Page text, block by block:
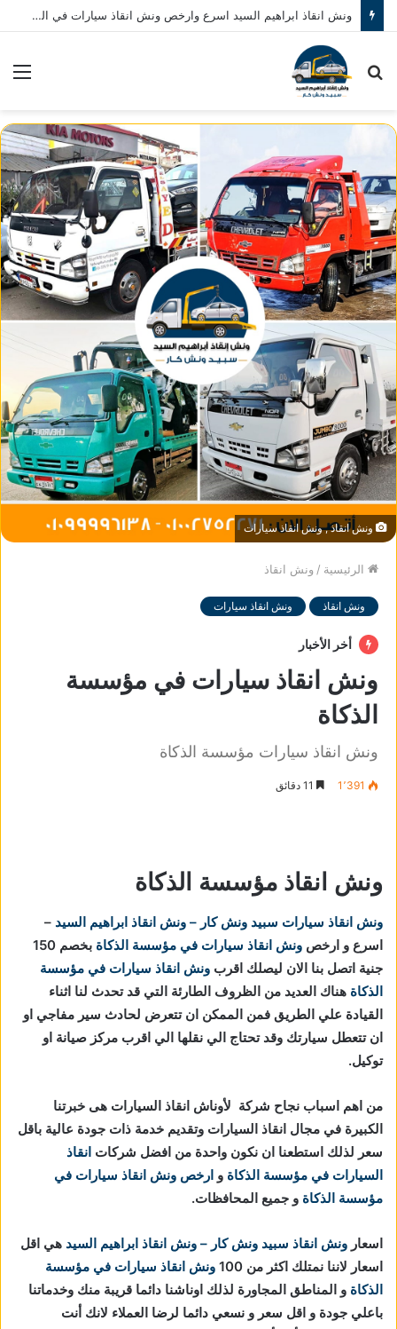
ونش انقاذ ابراهيم السيد اسرع وارخص ونش انقاذ سيارات في المنصورة نصلك في خلال 10 دقائق بحد اقصي اتصل بنا الان 01080793999
بحث
ونش انقاذ , ونش انقاذ سيارات
الرئيسية / ونش انقاذ
ونش انقاذ ونش انقاذ سيارات
أخر الأخبار
ونش انقاذ سيارات في مؤسسة
الذكاة
ونش انقاذ سيارات مؤسسة الذكاة
1٬391
ونش انقاذ مؤسسة الذكاة
ونش انقاذ سيارات سبيد ونش كار – ونش انقاذ ابراهيم السيد –
اسرع و ارخص ونش انقاذ سيارات في مؤسسة الذكاة
بخصم 150
جنية اتصل بنا الان ليصلك اقرب ونش انقاذ سيارات في مؤسسة
الذكاة هناك العديد من الظروف الطارئة التي قد تحدث لنا اثناء
القيادة علي الطريق فمن الممكن ان تتعرض لحادث سير مفاجي او
ان تتعطل سيارتك وقد تحتاج الي نقلها الي اقرب مركز صيانة او
توكيل.
من اهم اسباب نجاح شركة لأوناش انقاذ السيارات هى خبرتنا
الكبيرة في مجال انقاذ السيارات وتقديم خدمة ذات جودة عالية باقل
سعر لذلك استطعنا ان نكون واحدة من افضل شركات انقاذ
السيارات في مؤسسة الذكاة و ارخص ونش انقاذ سيارات في
مؤسسة الذكاة و جميع المحافظات.
اسعار ونش انقاذ سبيد ونش كار – ونش انقاذ ابراهيم السيد هي اقل
اسعار لاننا نمتلك اكثر من 100
ونش انقاذ سيارات في مؤسسة
الذكاة و المناطق المجاورة لذلك اوناشنا دائما قريبة منك وخدماتنا
باعلي جودة و اقل سعر و نسعي دائما لرضا العملاء لانك أنت